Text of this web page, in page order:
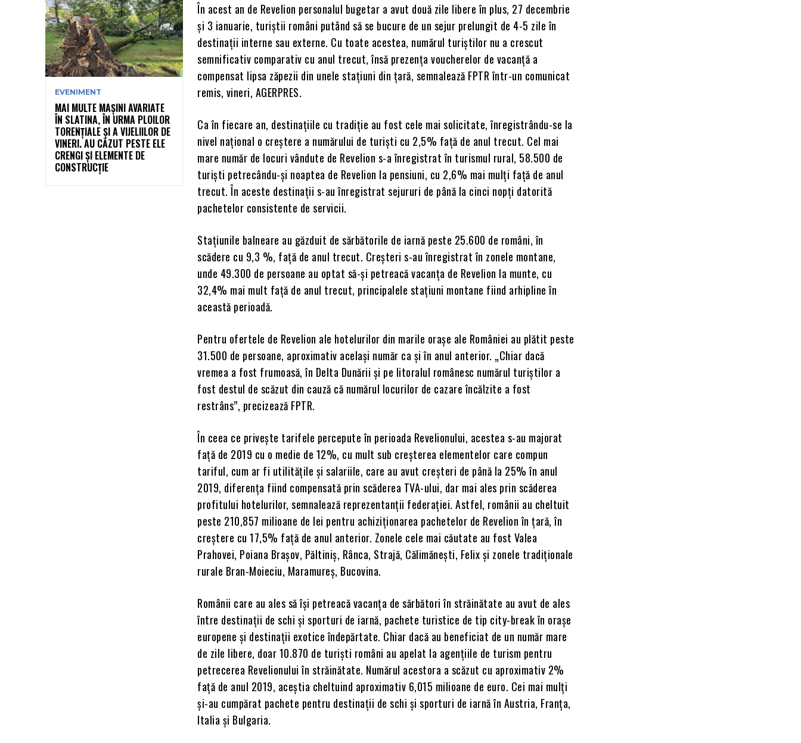
EVENIMENT
MAI MULTE MAȘINI AVARIATE
ÎN SLATINA, ÎN URMA PLOILOR
TORENȚIALE ȘI A VIJELIILOR DE
VINERI. AU CĂZUT PESTE ELE
CRENGI ȘI ELEMENTE DE
CONSTRUCȚIE
În acest an de Revelion personalul bugetar a avut două zile libere în plus, 27 decembrie
şi 3 ianuarie, turiştii români putând să se bucure de un sejur prelungit de 4-5 zile în
destinaţii interne sau externe. Cu toate acestea, numărul turiştilor nu a crescut
semnificativ comparativ cu anul trecut, însă prezenţa voucherelor de vacanţă a
compensat lipsa zăpezii din unele staţiuni din ţară, semnalează FPTR într-un comunicat
remis, vineri, AGERPRES.
Ca în fiecare an, destinaţiile cu tradiţie au fost cele mai solicitate, înregistrându-se la
nivel naţional o creştere a numărului de turişti cu 2,5% faţă de anul trecut. Cel mai
mare număr de locuri vândute de Revelion s-a înregistrat în turismul rural, 58.500 de
turişti petrecându-şi noaptea de Revelion la pensiuni, cu 2,6% mai mulţi faţă de anul
trecut. În aceste destinaţii s-au înregistrat sejururi de până la cinci nopţi datorită
pachetelor consistente de servicii.
Staţiunile balneare au găzduit de sărbătorile de iarnă peste 25.600 de români, în
scădere cu 9,3 %, faţă de anul trecut. Creşteri s-au înregistrat în zonele montane,
unde 49.300 de persoane au optat să-şi petreacă vacanţa de Revelion la munte, cu
32,4% mai mult faţă de anul trecut, principalele staţiuni montane fiind arhipline în
această perioadă.
Pentru ofertele de Revelion ale hotelurilor din marile oraşe ale României au plătit peste
31.500 de persoane, aproximativ acelaşi număr ca şi în anul anterior. „Chiar dacă
vremea a fost frumoasă, în Delta Dunării şi pe litoralul românesc numărul turiştilor a
fost destul de scăzut din cauză că numărul locurilor de cazare încălzite a fost
restrâns”, precizează FPTR.
În ceea ce priveşte tarifele percepute în perioada Revelionului, acestea s-au majorat
faţă de 2019 cu o medie de 12%, cu mult sub creşterea elementelor care compun
tariful, cum ar fi utilităţile şi salariile, care au avut creşteri de până la 25% în anul
2019, diferenţa fiind compensată prin scăderea TVA-ului, dar mai ales prin scăderea
profitului hotelurilor, semnalează reprezentanţii federaţiei. Astfel, românii au cheltuit
peste 210,857 milioane de lei pentru achiziţionarea pachetelor de Revelion în ţară, în
creştere cu 17,5% faţă de anul anterior. Zonele cele mai căutate au fost Valea
Prahovei, Poiana Braşov, Păltiniş, Rânca, Strajă, Călimăneşti, Felix şi zonele tradiţionale
rurale Bran-Moieciu, Maramureş, Bucovina.
Românii care au ales să îşi petreacă vacanţa de sărbători în străinătate au avut de ales
între destinaţii de schi şi sporturi de iarnă, pachete turistice de tip city-break în oraşe
europene şi destinaţii exotice îndepărtate. Chiar dacă au beneficiat de un număr mare
de zile libere, doar 10.870 de turişti români au apelat la agenţiile de turism pentru
petrecerea Revelionului în străinătate. Numărul acestora a scăzut cu aproximativ 2%
faţă de anul 2019, aceştia cheltuind aproximativ 6,015 milioane de euro. Cei mai mulţi
şi-au cumpărat pachete pentru destinaţii de schi şi sporturi de iarnă în Austria, Franţa,
Italia şi Bulgaria.